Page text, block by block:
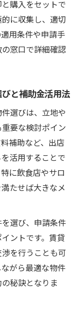
購入をセットで
に収集し、適切
用条件や申請手
窓口で詳細確認
と補助金活用法
選びは、立地や
要な検討ポイン
補助など、出店
活用することで
に飲食店やサロ
たせば大きなメ
選び、申請条件
ントです。賃貸
を行うことも可
がら最適な物件
秘訣となりま